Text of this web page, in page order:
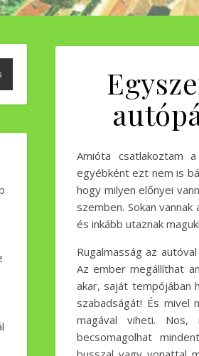
Amióta csatlakoztam
egyébként ezt nem is
hogy milyen előnyei
szemben. Sokan
és inkább utaznak
Rugalmasság az
Az ember megállíthat
akar, saját tempójában
szabadságát! És mivel
magával viheti.
becsomagolhat